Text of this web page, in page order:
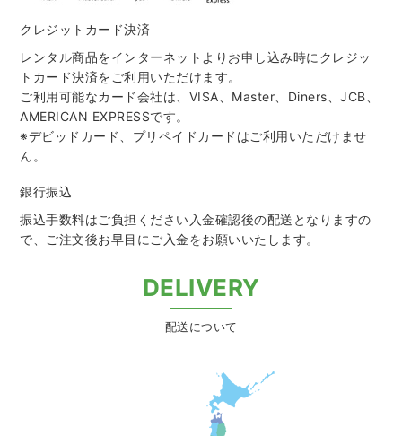
クレジットカード決済
レンタル商品をインターネットよりお申し込み時にクレジッ
トカード決済をご利用いただけます。
ご利用可能なカード会社は、VISA、Master、Diners、JCB、
AMERICAN EXPRESSです。
※デビッドカード、プリペイドカードはご利用いただけませ
ん。
銀行振込
振込手数料はご負担ください入金確認後の配送となりますの
で、 ご注文後お早目にご入金をお願いいたします。
DELIVERY
配送について